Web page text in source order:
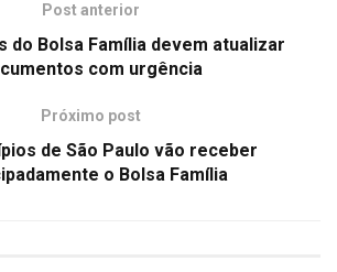
Post anterior
do Bolsa Família devem atualizar
com urgência
Próximo post
de São Paulo vão receber
o Bolsa Família